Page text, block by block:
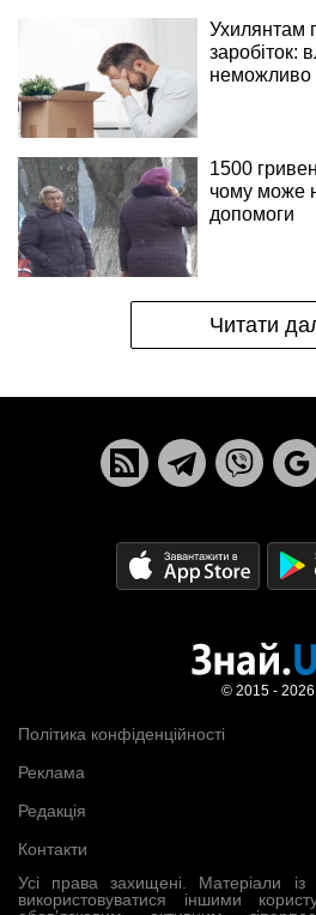
Ухилянтам
заробіток:
неможливо
1500
чому може
допомоги
Читати
Усі права захищені. Матеріали
використовуватися іншими
Політика конфіденційності
Реклама
Редакція
Контакти
© 2015 - 2026